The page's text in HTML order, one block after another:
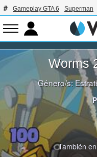
Gameplay GTA 6 Superman
Worms
Género/s:
También